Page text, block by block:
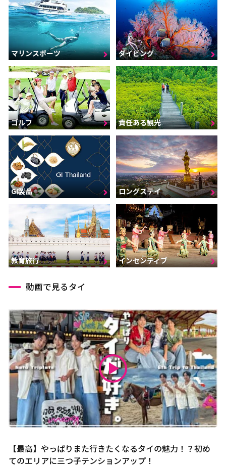
マリンスポーツ ダイビング
ゴルフ 責任ある観光
GI製品 ロングステイ
教育旅行 インセンティブ
動画で見るタイ
【最高】やっぱりまた行きたくなるタイの魅力！？初め
てのエリアに三つ子テンションアップ！